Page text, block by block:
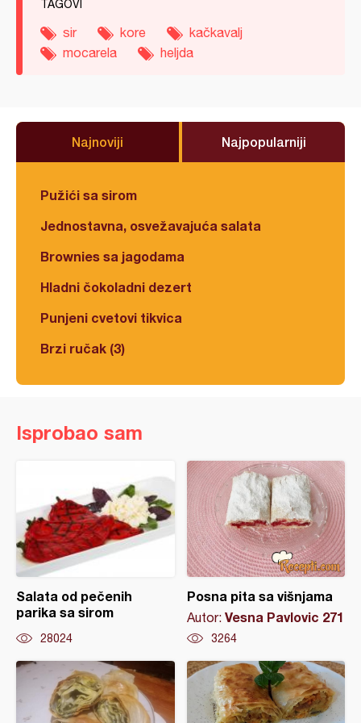
TAGOVI
sir kore
kačkavalj
mocarela
heljda
Najnoviji Najpopularniji
Pužići sa sirom
Jednostavna, osvežavajuća salata
Brownies sa jagodama
Hladni čokoladni dezert
Punjeni cvetovi tikvica
Brzi ručak (3)
Isprobao sam
Salata od pečenih
parika sa sirom
28024
Posna pita sa višnjama
Autor: Vesna Pavlovic 271
3264